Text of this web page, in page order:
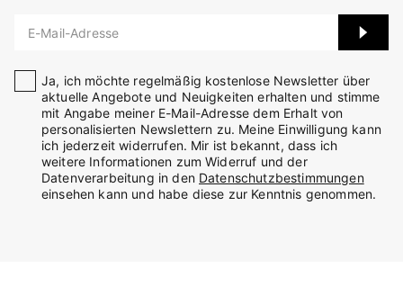
E-Mail-Adresse
Ja, ich möchte regelmäßig kostenlose Newsletter über
aktuelle Angebote und Neuigkeiten erhalten und stimme
mit Angabe meiner E-Mail-Adresse dem Erhalt von
personalisierten Newslettern zu. Meine Einwilligung kann
ich jederzeit widerrufen. Mir ist bekannt, dass ich
weitere Informationen zum Widerruf und der
Datenverarbeitung in den Datenschutzbestimmungen
einsehen kann und habe diese zur Kenntnis genommen.